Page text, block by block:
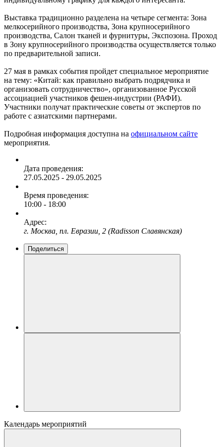
Выставка традиционно разделена на четыре сегмента: Зона
мелкосерийного производства, Зона крупносерийного
производства, Салон тканей и фурнитуры, Экспозона. Проход
в Зону крупносерийного производства осуществляется только
по предварительной записи.
27 мая в рамках события пройдет специальное мероприятие
на тему: «Китай: как правильно выбрать подрядчика и
организовать сотрудничество», организованное Русской
ассоциацией участников фешен-индустрии (РАФИ).
Участники получат практические советы от экспертов по
работе с азиатскими партнерами.
Подробная информация доступна на официальном сайте
мероприятия.
Дата проведения:
27.05.2025 - 29.05.2025
Время проведения:
10:00 - 18:00
Адрес:
г. Москва, пл. Евразии, 2 (Radisson Славянская)
Поделиться
Календарь мероприятий